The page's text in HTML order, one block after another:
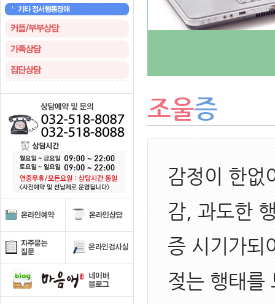
조울증
감정이 한없
감, 과도한
증 시기가되
젖는 행태를